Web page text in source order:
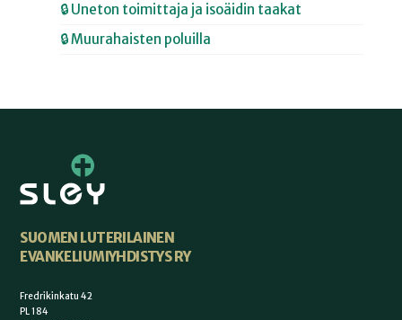
🔒 Uneton toimittaja ja isoäidin taakat
🔒 Muurahaisten poluilla
SUOMEN LUTERILAINEN
EVANKELIUMIYHDISTYS RY
Fredrikinkatu 42
PL 184